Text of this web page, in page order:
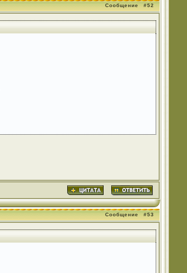
Сообщение #52
Сообщение #53